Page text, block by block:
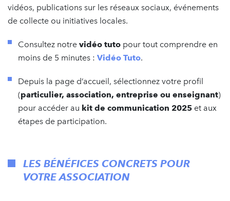
vidéos, publications sur les réseaux sociaux, événements
de collecte ou initiatives locales.
Consultez notre vidéo tuto pour tout comprendre en
moins de 5 minutes : Vidéo Tuto.
Depuis la page d’accueil, sélectionnez votre profil
(particulier, association, entreprise ou enseignant)
pour accéder au kit de communication 2025 et aux
étapes de participation.
LES BÉNÉFICES CONCRETS POUR
VOTRE ASSOCIATION